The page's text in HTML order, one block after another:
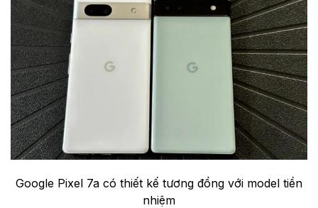
Google Pixel 7a có thiết kế tương đồng với model tiền
nhiệm